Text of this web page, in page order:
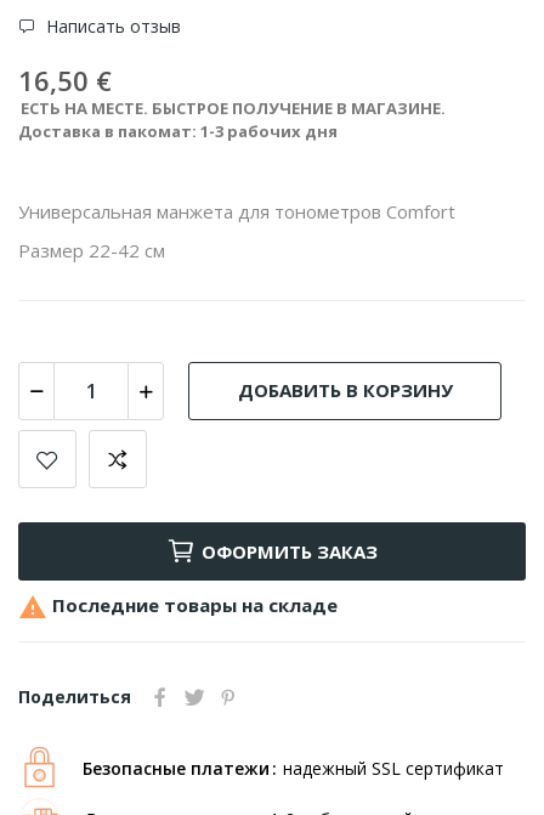
Написать отзыв
16,50 €
ЕСТЬ НА МЕСТЕ. БЫСТРОЕ ПОЛУЧЕНИЕ В МАГАЗИНЕ.
Доставка в пакомат: 1-3 рабочих дня
Универсальная манжета для тонометров Comfort
Размер 22-42 см
ДОБАВИТЬ В КОРЗИНУ
ОФОРМИТЬ ЗАКАЗ
 Последние товары на складе
Поделиться
Безопасные платежи надежный SSL сертификат